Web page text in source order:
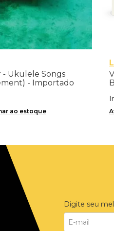
- Ukulele Songs
- Importado
ao estoque
Digite seu